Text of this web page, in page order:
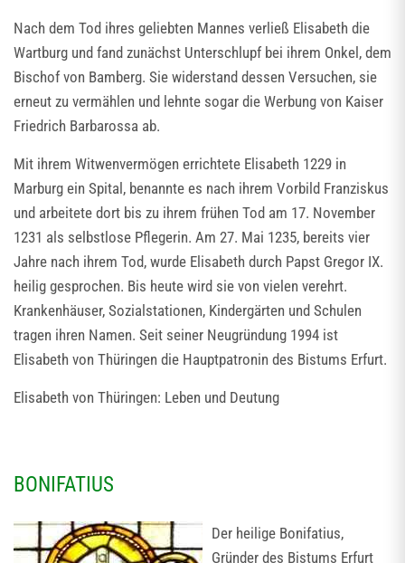
Nach dem Tod ihres geliebten Mannes verließ Elisabeth die
Wartburg und fand zunächst Unterschlupf bei ihrem Onkel, dem
Bischof von Bamberg. Sie widerstand dessen Versuchen, sie
erneut zu vermählen und lehnte sogar die Werbung von Kaiser
Friedrich Barbarossa ab.
Mit ihrem Witwenvermögen errichtete Elisabeth 1229 in
Marburg ein Spital, benannte es nach ihrem Vorbild Franziskus
und arbeitete dort bis zu ihrem frühen Tod am 17. November
1231 als selbstlose Pflegerin. Am 27. Mai 1235, bereits vier
Jahre nach ihrem Tod, wurde Elisabeth durch Papst Gregor IX.
heilig gesprochen. Bis heute wird sie von vielen verehrt.
Krankenhäuser, Sozialstationen, Kindergärten und Schulen
tragen ihren Namen. Seit seiner Neugründung 1994 ist
Elisabeth von Thüringen die Hauptpatronin des Bistums Erfurt.
Elisabeth von Thüringen: Leben und Deutung
BONIFATIUS
Der heilige Bonifatius,
Gründer des Bistums Erfurt